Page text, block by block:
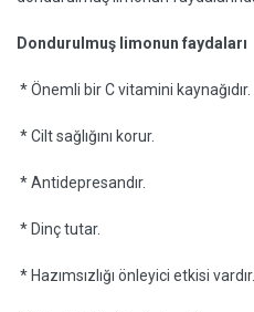
Dondurulmuş limonun faydaları
* Önemli bir C vitamini kaynağıdır.
* Cilt sağlığını korur.
* Antidepresandır.
* Dinç tutar.
* Hazımsızlığı önleyici etkisi vardır.